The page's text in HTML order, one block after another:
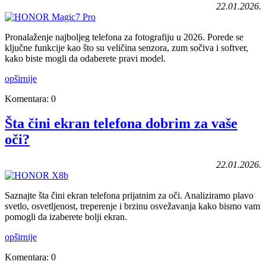
22.01.2026.
Pronalaženje najboljeg telefona za fotografiju u 2026. Porede se
ključne funkcije kao što su veličina senzora, zum sočiva i softver,
kako biste mogli da odaberete pravi model.
opširnije
Komentara: 0
Šta čini ekran telefona dobrim za vaše
oči?
22.01.2026.
Saznajte šta čini ekran telefona prijatnim za oči. Analiziramo plavo
svetlo, osvetljenost, treperenje i brzinu osvežavanja kako bismo vam
pomogli da izaberete bolji ekran.
opširnije
Komentara: 0